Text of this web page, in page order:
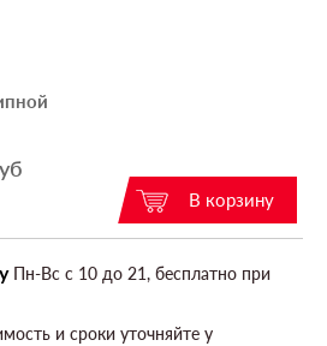
Пн-Вс c 10 до 21, бесплатно при
и сроки уточняйте у